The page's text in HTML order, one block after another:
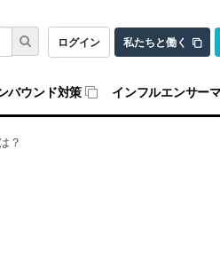
ログイン 私たちと働く
バウンド対策 インフルエンサー
？